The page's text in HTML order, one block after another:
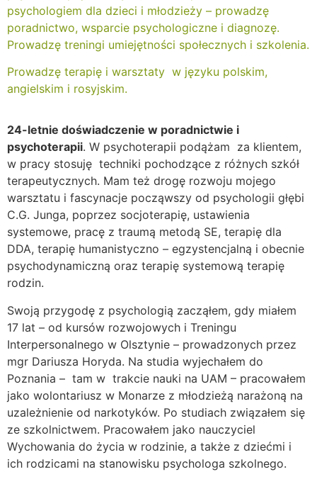
psychologiem dla dzieci i młodzieży – prowadzę
poradnictwo, wsparcie psychologiczne i diagnozę.
Prowadzę treningi umiejętności społecznych i szkolenia.
Prowadzę terapię i warsztaty w języku polskim,
angielskim i rosyjskim.
24-letnie doświadczenie w poradnictwie i
psychoterapii. W psychoterapii podążam za klientem,
w pracy stosuję techniki pochodzące z różnych szkół
terapeutycznych. Mam też drogę rozwoju mojego
warsztatu i fascynacje począwszy od psychologii głębi
C.G. Junga, poprzez socjoterapię, ustawienia
systemowe, pracę z traumą metodą SE, terapię dla
DDA, terapię humanistyczno – egzystencjalną i obecnie
psychodynamiczną oraz terapię systemową terapię
rodzin.
Swoją przygodę z psychologią zacząłem, gdy miałem
17 lat – od kursów rozwojowych i Treningu
Interpersonalnego w Olsztynie – prowadzonych przez
mgr Dariusza Horyda. Na studia wyjechałem do
Poznania – tam w trakcie nauki na UAM – pracowałem
jako wolontariusz w Monarze z młodzieżą narażoną na
uzależnienie od narkotyków. Po studiach związałem się
ze szkolnictwem. Pracowałem jako nauczyciel
Wychowania do życia w rodzinie, a także z dziećmi i
ich rodzicami na stanowisku psychologa szkolnego.